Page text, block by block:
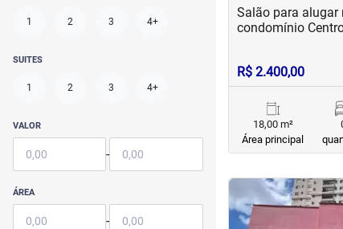
1 2 3 4+
SUITES
1 2 3 4+
VALOR
-
ÁREA
-
Salão para alugar
condomínio
R$ 2.400,00
18,00 m²
Área principal
< <